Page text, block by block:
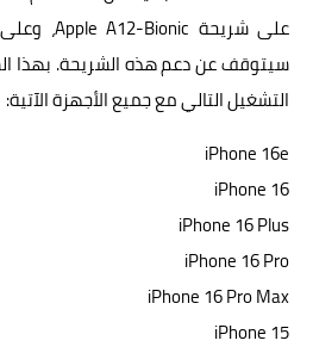
سيتوقف عن دعم هذه الشريحة. بهذا
التشغيل التالي مع جميع الأجهزة الآتية:
iPhone 16e
iPhone 16
iPhone 16‌ Plus
iPhone 16 Pro
iPhone 16 Pro‌ Max
iPhone 15